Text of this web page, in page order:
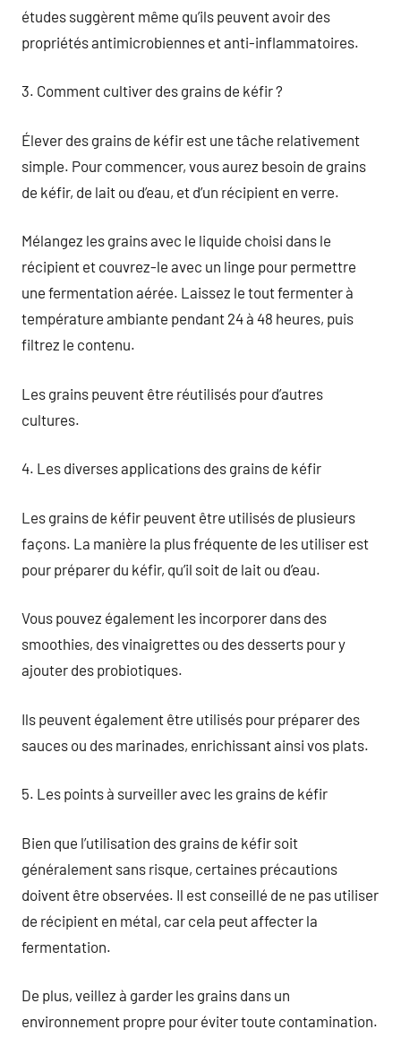
études suggèrent même qu’ils peuvent avoir des
propriétés antimicrobiennes et anti-inflammatoires.
3. Comment cultiver des grains de kéfir ?
Élever des grains de kéfir est une tâche relativement
simple. Pour commencer, vous aurez besoin de grains
de kéfir, de lait ou d’eau, et d’un récipient en verre.
Mélangez les grains avec le liquide choisi dans le
récipient et couvrez-le avec un linge pour permettre
une fermentation aérée. Laissez le tout fermenter à
température ambiante pendant 24 à 48 heures, puis
filtrez le contenu.
Les grains peuvent être réutilisés pour d’autres
cultures.
4. Les diverses applications des grains de kéfir
Les grains de kéfir peuvent être utilisés de plusieurs
façons. La manière la plus fréquente de les utiliser est
pour préparer du kéfir, qu’il soit de lait ou d’eau.
Vous pouvez également les incorporer dans des
smoothies, des vinaigrettes ou des desserts pour y
ajouter des probiotiques.
Ils peuvent également être utilisés pour préparer des
sauces ou des marinades, enrichissant ainsi vos plats.
5. Les points à surveiller avec les grains de kéfir
Bien que l’utilisation des grains de kéfir soit
généralement sans risque, certaines précautions
doivent être observées. Il est conseillé de ne pas utiliser
de récipient en métal, car cela peut affecter la
fermentation.
De plus, veillez à garder les grains dans un
environnement propre pour éviter toute contamination.